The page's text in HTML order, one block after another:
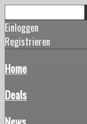
Einloggen
Registrieren
Home
Deals